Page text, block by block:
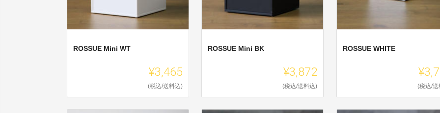
ROSSUE Mini WT
¥3,465
(税込/送料込)
ROSSUE Mini BK
¥3,872
(税込/送料込)
ROSSUE WHITE
(税込/送